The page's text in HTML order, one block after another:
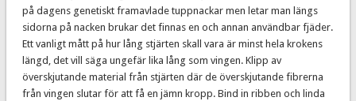
på dagens genetiskt framavlade tuppnackar men letar man längs
sidorna på nacken brukar det finnas en och annan användbar fjäder.
Ett vanligt mått på hur lång stjärten skall vara är minst hela krokens
längd, det vill säga ungefär lika lång som vingen. Klipp av
överskjutande material från stjärten där de överskjutande fibrerna
från vingen slutar för att få en jämn kropp. Bind in ribben och linda